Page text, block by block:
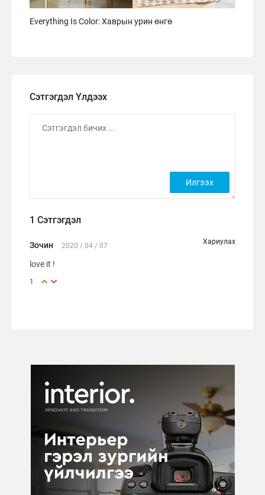
Everything Is Color: Хаврын урин өнгө
Сэтгэгдэл Үлдээх
1 Сэтгэгдэл
Зочин 2020 / 04 / 07 Хариулах
love it !
1